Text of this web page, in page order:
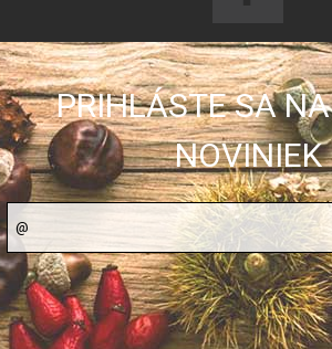
PRIHLÁSTE SA
NOVINIEK